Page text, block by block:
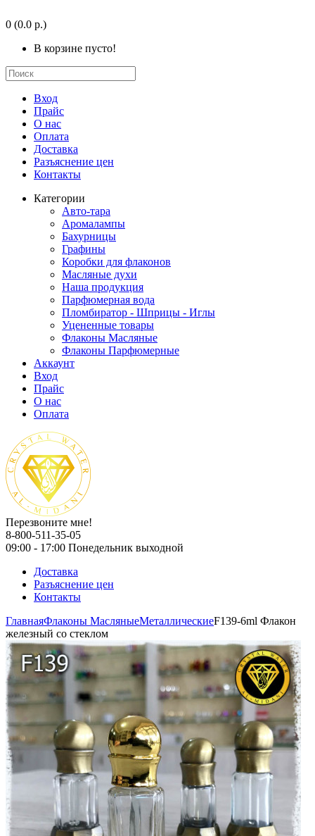
0 (0.0 р.)
В корзине пусто!
Вход
Прайс
О нас
Оплата
Доставка
Разъяснение цен
Контакты
Категории
Авто-тара
Аромалампы
Бахурницы
Графины
Коробки для флаконов
Масляные духи
Наша продукция
Парфюмерная вода
Пломбиратор - Шприцы - Иглы
Уцененные товары
Флаконы Масляные
Флаконы Парфюмерные
Аккаунт
Вход
Прайс
О нас
Оплата
Перезвоните мне!
8-800-511-35-05
09:00 - 17:00 Понедельник выходной
Доставка
Разъяснение цен
Контакты
ГлавнаяФлаконы МасляныеМеталлическиеF139-6ml Флакон
железный со стеклом